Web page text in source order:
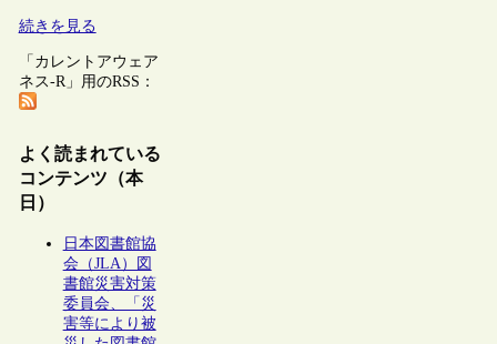
続きを見る
「カレントアウェア
ネス-R」用のRSS：
よく読まれている
コンテンツ（本
日）
日本図書館協
会（JLA）図
書館災害対策
委員会、「災
害等により被